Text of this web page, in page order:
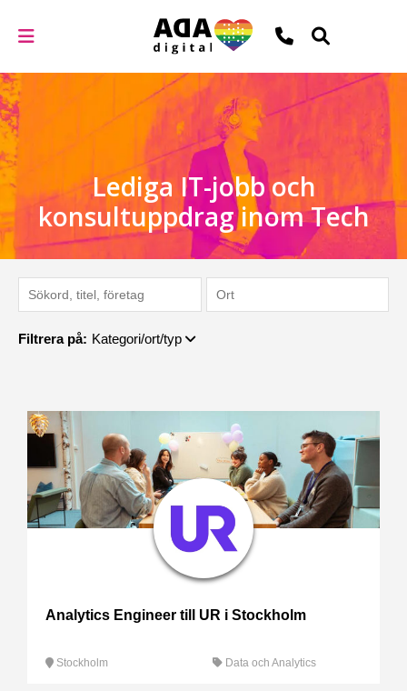
Lediga IT-jobb och
konsultuppdrag inom Tech
Filtrera på: Kategori/ort/typ
Analytics Engineer till UR i Stockholm
Stockholm Data och Analytics